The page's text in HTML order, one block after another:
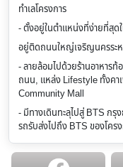
ทำเลโครงการ
- ตั้งอยู่ในตำแหน่งที่ง่ายที่สุด
อยู่ติดถนนใหญ่เจริญนครระ
- ลายล้อมไปด้วยร้านอาหาร
ถนน, แหล่ง Lifestyle ทั้งคา
Community Mall
- มีทางเดินทะลุไปสู่ BTS กรุ
รถรับส่งไปถึง BTS ของโคร